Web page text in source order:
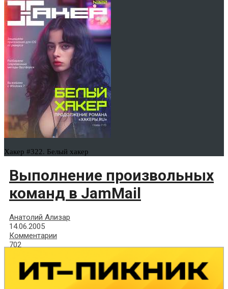
Хакер #322. Белый хакер
Выполнение произвольных
команд в JamMail
Анатолий Ализар
14.06.2005
Комментарии
702